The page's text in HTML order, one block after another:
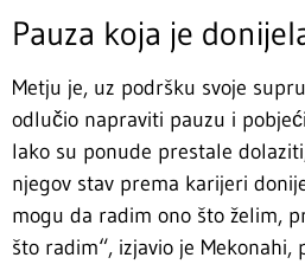
Pauza koja je
Metju je, uz podršku svoje
odlučio napraviti pauzu i
Iako su ponude prestale
njegov stav prema karijeri
mogu da radim ono što želim,
što radim“, izjavio je Mekonahi,